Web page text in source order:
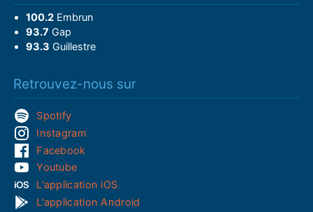
100.2Embrun
93.7 Gap
93.3 Guillestre
Retrouvez-nous sur
Spotify
Instagram
Facebook
Youtube
L'application iOS
L'application Android